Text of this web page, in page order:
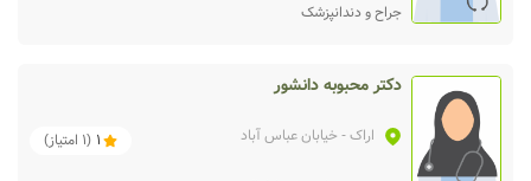
جراح و دندانپزشک
دکتر محبوبه دانشور
اراک- خیابان عباس آباد 1
(
1 امتیاز)